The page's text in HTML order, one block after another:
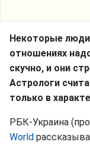
Некоторые
отношениях
скучно, и они
Астрологи
только в
РБК-Украина
World